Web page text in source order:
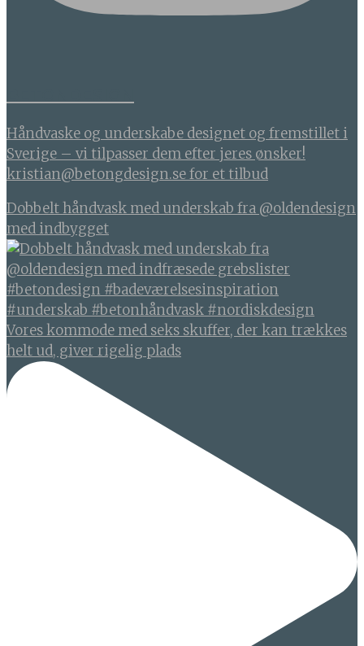
Håndvaske og underskabe designet og fremstillet i
Sverige – vi tilpasser dem efter jeres ønsker!
kristian@betongdesign.se for et tilbud
Dobbelt håndvask med underskab fra @oldendesign
med indbygget
Vores kommode med seks skuffer, der kan trækkes
helt ud, giver rigelig plads